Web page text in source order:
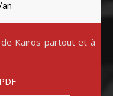
Kairos partout et à